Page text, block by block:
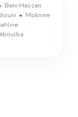
Beni Hassen
Moknine